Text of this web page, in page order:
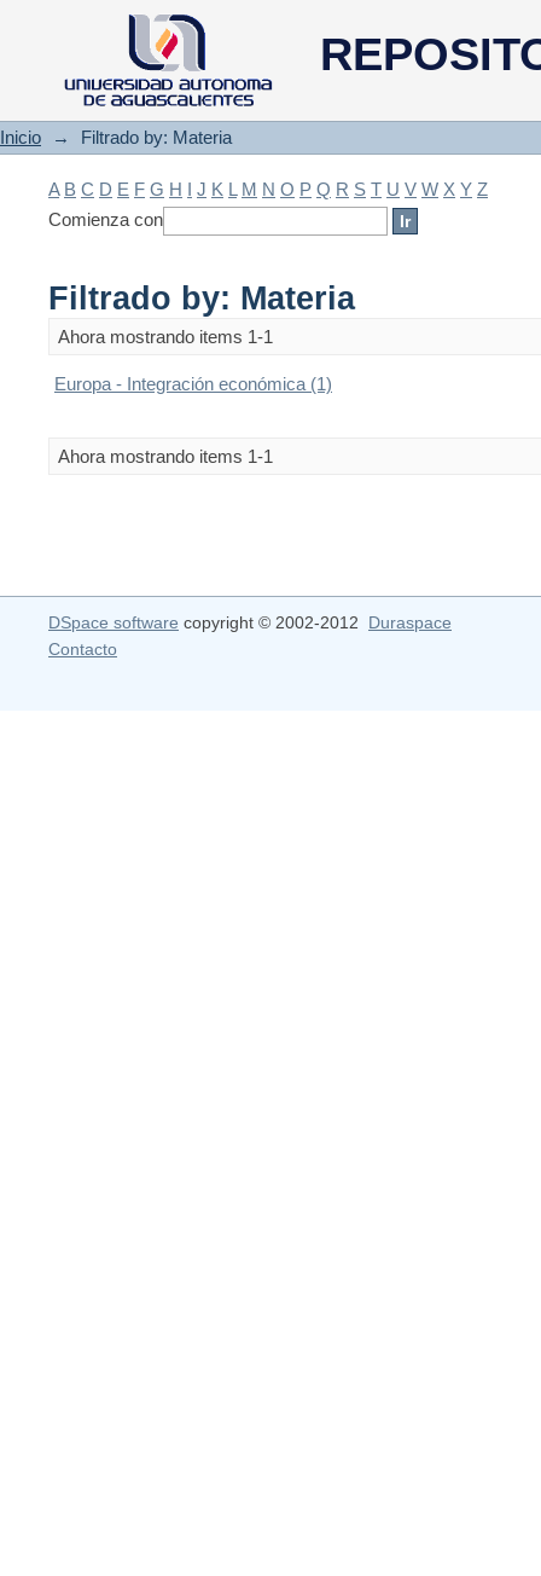
Filtrado by: Materia
Inicio → Filtrado by: Materia
A B C D E F G H I J K L M N O P Q R S T U V W X Y Z
Comienza con
Filtrado by: Materia
Ahora mostrando items 1-1
Europa - Integración económica (1)
Ahora mostrando items 1-1
DSpace software copyright © 2002-2012 Duraspace
Contacto